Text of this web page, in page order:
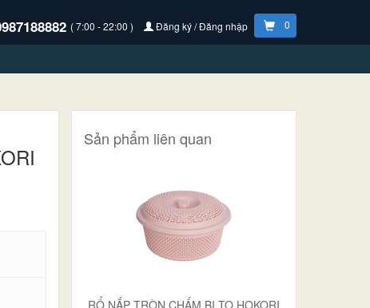
( 7:00 - 22:00 ) Đăng ký / Đăng nhập 0
Sản phẩm liên quan
RỔ NẮP TRÒN CHẤM BI TO HOKORI